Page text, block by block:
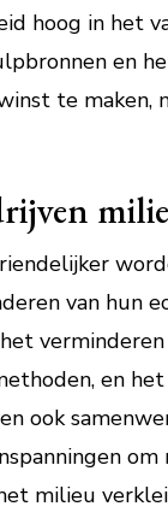
hoog in het
en
te maken,
van hun
en
ook
milieu